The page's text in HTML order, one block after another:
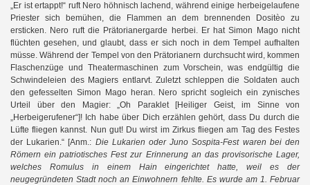
„Er ist ertappt!“ ruft Nero höhnisch lachend, während einige herbeigelaufene
Priester sich bemühen, die Flammen an dem brennenden Dositèo zu
ersticken. Nero ruft die Prätorianergarde herbei. Er hat Simon Mago nicht
flüchten gesehen, und glaubt, dass er sich noch in dem Tempel aufhalten
müsse. Während der Tempel von den Prätorianern durchsucht wird, kommen
Flaschenzüge und Theatermaschinen zum Vorschein, was endgültig die
Schwindeleien des Magiers entlarvt. Zuletzt schleppen die Soldaten auch
den gefesselten Simon Mago heran. Nero spricht sogleich ein zynisches
Urteil über den Magier: „Oh Paraklet [Heiliger Geist, im Sinne von
„Herbeigerufener“]! Ich habe über Dich erzählen gehört, dass Du durch die
Lüfte fliegen kannst. Nun gut! Du wirst im Zirkus fliegen am Tag des Festes
der Lukarien.“ [Anm.: Die Lukarien oder Juno Sospita-Fest waren bei den
Römern ein patriotisches Fest zur Erinnerung an das provisorische Lager,
welches Romulus in einem Hain eingerichtet hatte, weil es der
neugegründeten Stadt noch an Einwohnern fehlte. Es wurde am 1. Februar